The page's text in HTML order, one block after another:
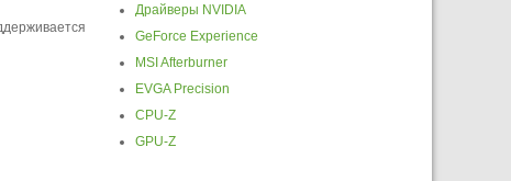
Драйверы NVIDIA
GeForce Experience
MSI Afterburner
EVGA Precision
CPU-Z
GPU-Z